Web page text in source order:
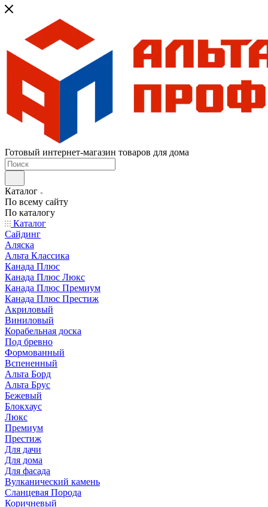
Готовый интернет-магазин товаров для дома
Каталог
По всему сайту
По каталогу
Каталог
Сайдинг
Аляска
Альта Классика
Канада Плюс
Канада Плюс Люкс
Канада Плюс Премиум
Канада Плюс Престиж
Акриловый
Виниловый
Корабельная доска
Под бревно
Формованный
Вспененный
Альта Борд
Альта Брус
Бежевый
Блокхаус
Люкс
Премиум
Престиж
Для дачи
Для дома
Для фасада
Вулканический камень
Сланцевая Порода
Коричневый